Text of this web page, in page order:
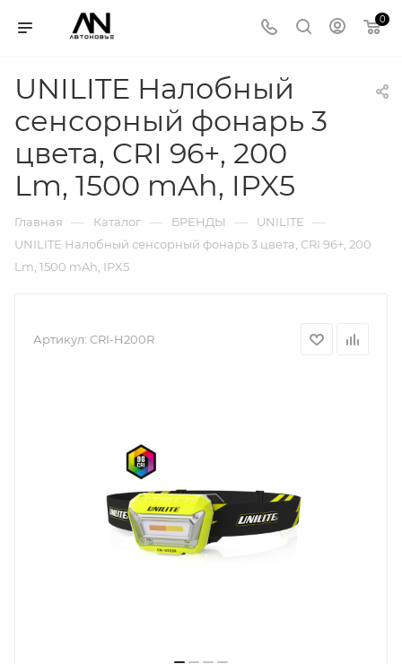
0
UNILITE Налобный
сенсорный фонарь 3
цвета, CRI 96+, 200
Lm, 1500 mAh, IPX5
Главная — Каталог — БРЕНДЫ — UNILITE —
UNILITE Налобный сенсорный фонарь 3 цвета, CRI 96+, 200
Lm, 1500 mAh, IPX5
Артикул: CRI-H200R